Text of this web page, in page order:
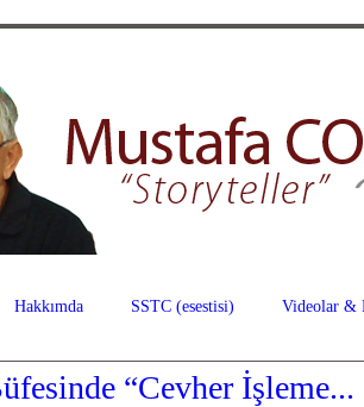
Hakkımda SSTC (esestisi) Videolar &
“Cevher İşleme...